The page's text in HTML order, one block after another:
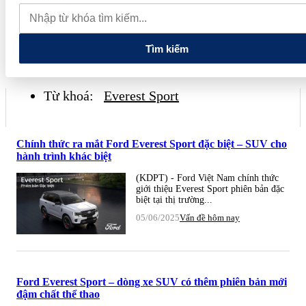
lao dốc mất mốc 100.000 đồng/kg
Chính phủ kiến tạo hệ sinh
thái phát triển, nâng tầm kinh tế tư nhân
Tìm kiếm
Từ khoá: Everest Sport
Chính thức ra mắt Ford Everest Sport đặc biệt – SUV cho
hành trình khác biệt
(KDPT) - Ford Việt Nam chính thức
giới thiệu Everest Sport phiên bản đặc
biệt tại thị trường...
05/06/2025Vấn đề hôm nay
Ford Everest Sport – dòng xe SUV có thêm phiên bản mới
đậm chất thể thao